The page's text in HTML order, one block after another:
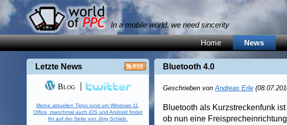
In a mobile world, we need sincerity
Home News
Bluetooth 4.0
Geschrieben vonAndreas Erle
Bluetooth als Kurzstreckenfunk
ob nun eine
Letzte News
Blog
Meine aktuellen Tipps rund um Windows 11,
Office, manchmal auch iOS und Android findet
Ihr auf der Seite von Jörg Schieb.